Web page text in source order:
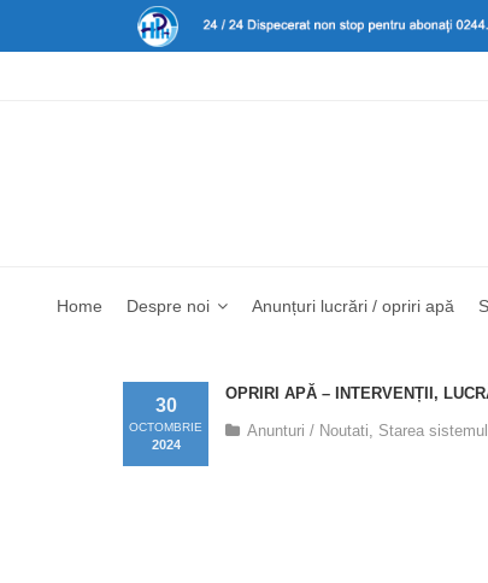
Home Despre noi Anunțuri lucrări / opriri apă
OPRIRI APĂ – INTERVENȚII,
30
OCTOMBRIE
2024
Anunturi / Noutati Starea